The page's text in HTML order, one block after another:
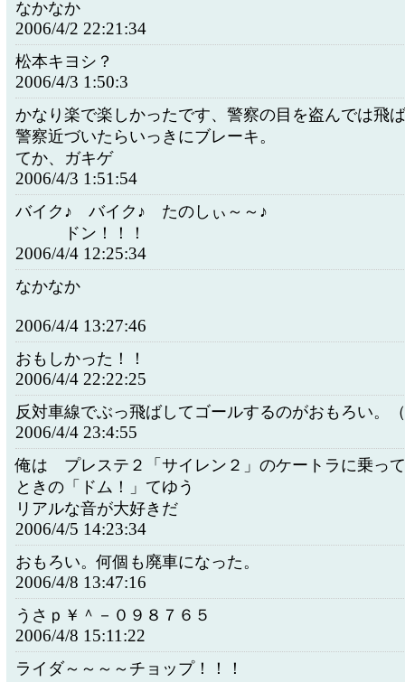
なかなか
2006/4/2 22:21:34
松本キヨシ？
2006/4/3 1:50:3
かなり楽で楽しかったです、警察の目を盗んでは飛
警察近づいたらいっきにブレーキ。
てか、ガキゲ
2006/4/3 1:51:54
バイク♪ バイク♪ たのし
ドン！！！
2006/4/4 12:25:34
なかなか
2006/4/4 13:27:46
おもしかった！！
2006/4/4 22:22:25
反対車線でぶっ飛ばしてゴールするのがおもろい。
2006/4/4 23:4:55
俺は プレステ２「サイレン２」のケートラに乗っ
ときの「ドム！」てゆう
リアルな音が大好きだ
2006/4/5 14:23:34
おもろい。何個も廃車になった。
2006/4/8 13:47:16
うさｐ￥＾－０９８７６５
2006/4/8 15:11:22
ライダ～～～～チョップ！！！